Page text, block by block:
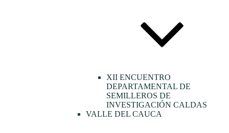
XII ENCUENTRO
DEPARTAMENTAL DE
SEMILLEROS DE
INVESTIGACIÓN CALDAS
VALLE DEL CAUCA